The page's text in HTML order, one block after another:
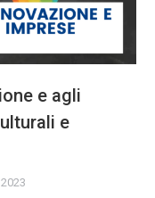
e agli
e